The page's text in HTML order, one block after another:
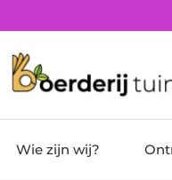
Wie zijn wij?